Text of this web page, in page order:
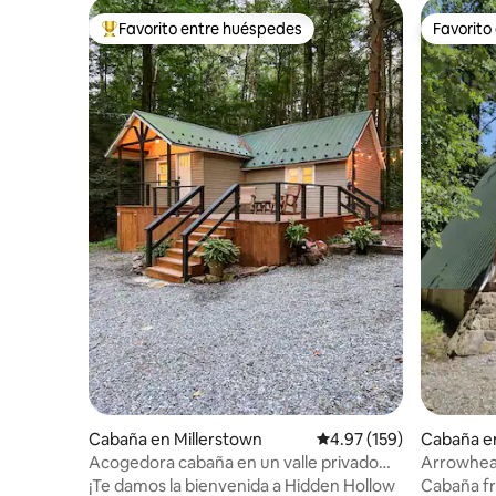
Favorito entre huéspedes preferido
Favorito entre huéspedes
Cabaña en Millerstown Calificación promedio:
4.97 (159)
Acogedora cabaña en un valle privado
rodeado de árboles
¡Te damos la bienvenida a Hidden Hollow
Cabaña
Cabaña